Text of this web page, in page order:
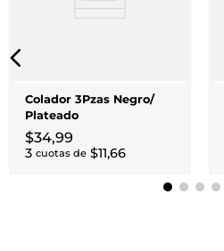
Colador 3Pzas Negro/
Plateado
$34,99
3 cuotas de $11,66